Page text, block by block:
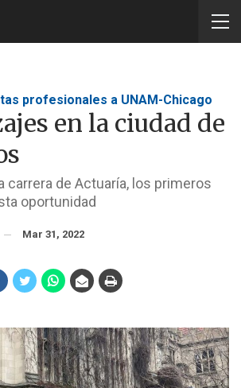
profesionales a UNAM-Chicago
en la ciudad de
carrera de Actuaría, los primeros
oportunidad
Mar 31, 2022